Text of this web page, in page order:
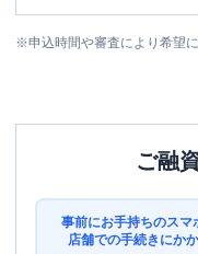
※申込時間や審査により希望
ご融
事前にお手持ちのスマ
店舗での手続きにか